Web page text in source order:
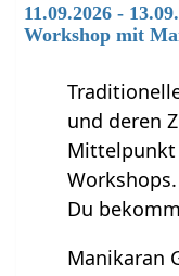
11.09.2026 -
Workshop mit
und deren
Mittelpunkt
Workshops.
Du
Manikaran